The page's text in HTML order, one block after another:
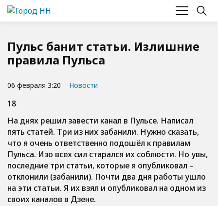
Пульс банит статьи. Излишние
правила Пульса
06 февраля 3:20 Новости
18
На днях решил завести канал в Пульсе. Написал
пять статей. Три из них забанили. Нужно сказать,
что я очень ответственно подошёл к правилам
Пульса. Изо всех сил старался их соблюсти. Но увы,
последние три статьи, которые я опубликовал –
отклонили (забанили). Почти два дня работы ушло
на эти статьи. Я их взял и опубликовал на одном из
своих каналов в Дзене.